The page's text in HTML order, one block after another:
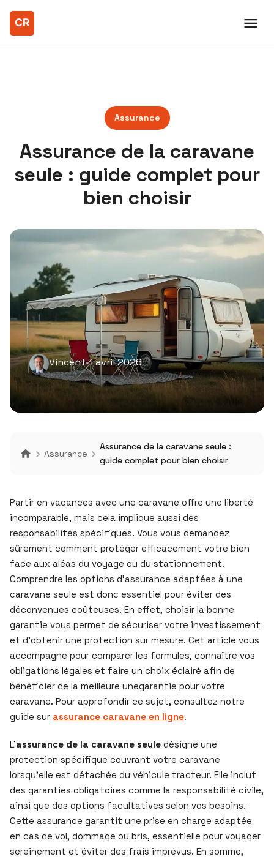
Assurance
Assurance de la caravane
seule : guide complet pour
bien choisir
Vincent•1 avril 2026
Assurance
Assurance de la caravane seule :
guide complet pour bien choisir
Partir en vacances avec une caravane offre une liberté
incomparable, mais cela implique aussi des
responsabilités spécifiques. Vous vous demandez
sûrement comment protéger efficacement votre bien
face aux aléas du voyage ou du stationnement.
Comprendre les options d’assurance adaptées à une
caravane seule est donc essentiel pour éviter des
déconvenues coûteuses. En effet, choisir la bonne
garantie vous permet de sécuriser votre investissement
et d’obtenir une protection sur mesure. Cet article vous
accompagne pour comparer les formules, connaître vos
obligations légales et faire un choix éclairé afin de
bénéficier de la meilleure unegarantie pour votre
caravane. Pour approfondir ce sujet, consultez notre
guide sur assurance caravane en ligne.
L’assurance de la caravane seule désigne une
protection spécifique couvrant votre caravane
lorsqu’elle est détachée du véhicule tracteur. Elle inclut
des garanties obligatoires comme la responsabilité civile,
ainsi que des options facultatives selon vos besoins.
Cette assurance garantit une prise en charge adaptée
en cas de vol, dommage ou bris, essentielle pour voyager
sereinement et éviter des frais imprévus. En somme,